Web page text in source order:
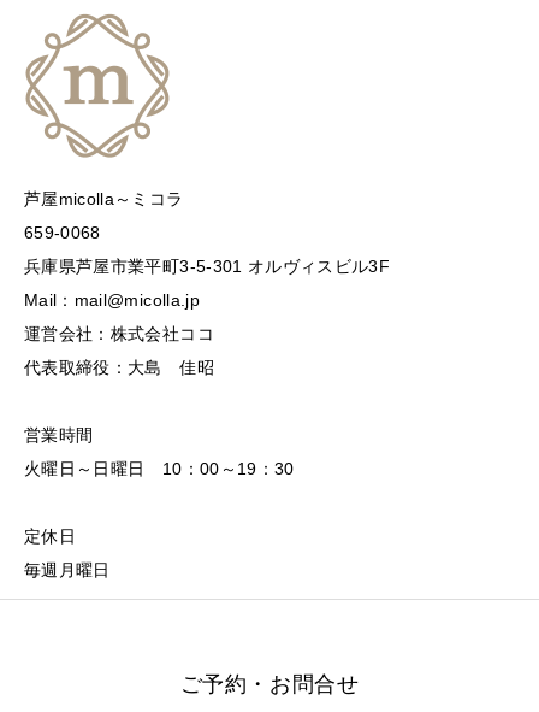
芦屋micolla～ミコラ
659-0068
兵庫県芦屋市業平町3-5-301 オルヴィスビル3F
Mail：mail@micolla.jp
運営会社：株式会社ココ
代表取締役：大島 佳昭
営業時間
火曜日～日曜日 10：00～19：30
定休日
毎週月曜日
ご予約・お問合せ